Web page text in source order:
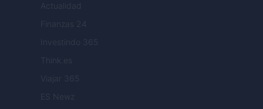
Actualidad
Finanzas 24
Investindo 365
Think.es
Viajar 365
ES Newz